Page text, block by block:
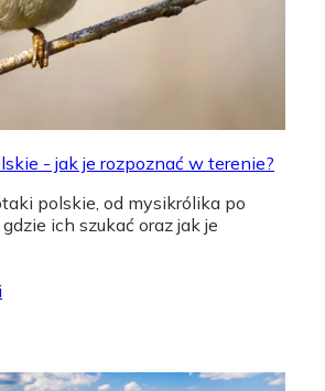
- jak je rozpoznać w terenie?
polskie, od mysikrólika po
ich szukać oraz jak je